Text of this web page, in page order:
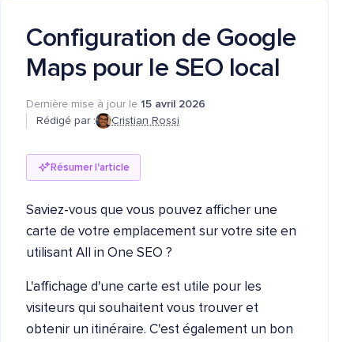
Configuration de Google
Maps pour le SEO local
Dernière mise à jour le 15 avril 2026
Rédigé par :
Cristian Rossi
Résumer l'article
Saviez-vous que vous pouvez afficher une
carte de votre emplacement sur votre site en
utilisant All in One SEO ?
L'affichage d'une carte est utile pour les
visiteurs qui souhaitent vous trouver et
obtenir un itinéraire. C'est également un bon